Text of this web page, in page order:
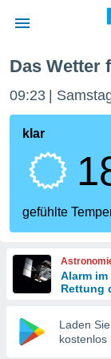
wurde
dass
sind.
diese
Das Wetter
09:23
klar
gefühlte
Alarm
Rettung
Laden
kostenlos